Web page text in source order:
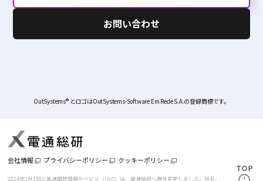
お問い合わせ
OutSystems® とロゴはOutSystems-Software Em Rede S.A.の登録商標です。
会社情報 プライバシーポリシー クッキーポリシー
2024年1月1日に電通国際情報サービス（ISID）は、電通総研へ商号変更しました。社名、